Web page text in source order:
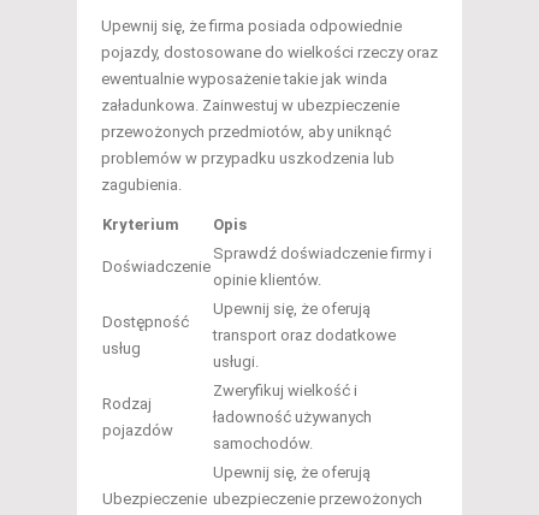
Upewnij się, że firma posiada odpowiednie
pojazdy, dostosowane do wielkości rzeczy oraz
ewentualnie wyposażenie takie jak winda
załadunkowa. Zainwestuj w ubezpieczenie
przewożonych przedmiotów, aby uniknąć
problemów w przypadku uszkodzenia lub
zagubienia.
Kryterium Opis
Doświadczenie
Sprawdź doświadczenie firmy i
opinie klientów.
Dostępność
usług
Upewnij się, że oferują
transport oraz dodatkowe
usługi.
Rodzaj
pojazdów
Zweryfikuj wielkość i
ładowność używanych
samochodów.
Ubezpieczenie
Upewnij się, że oferują
ubezpieczenie przewożonych